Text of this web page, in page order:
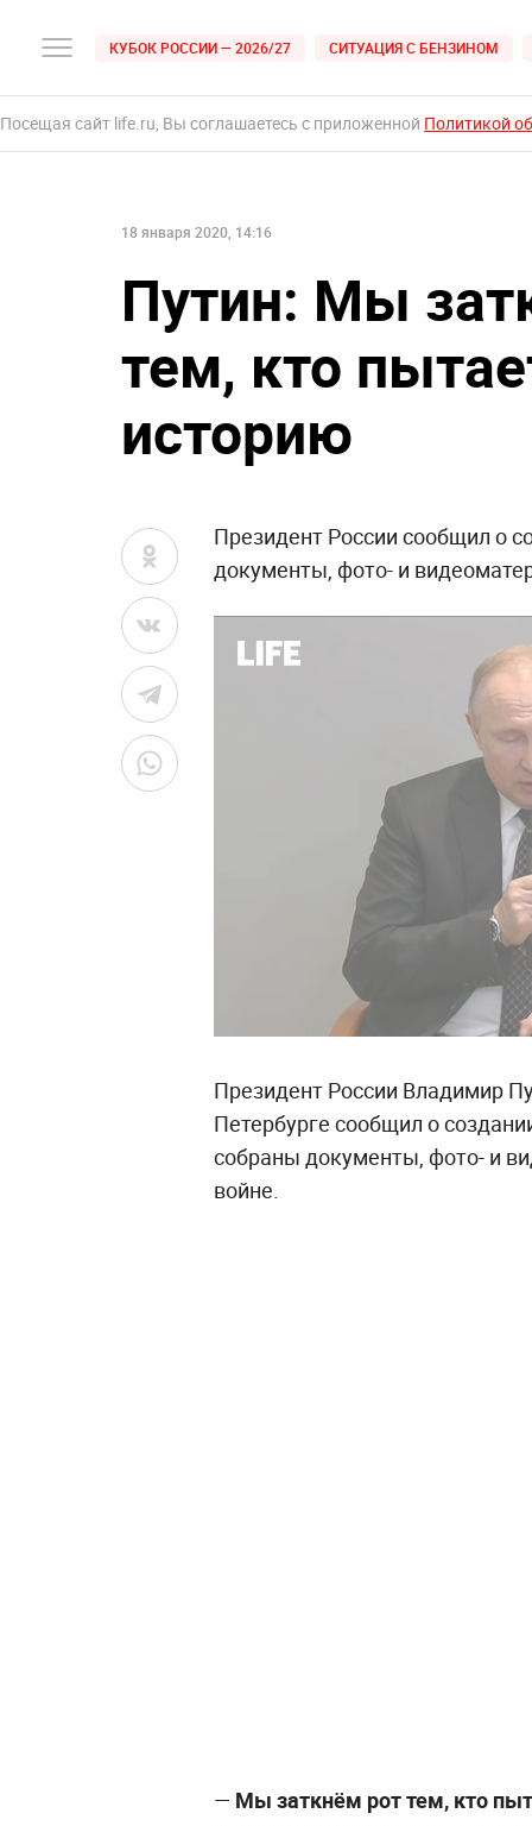
КУБОК РОССИИ — 2026/27 СИТУАЦИЯ С БЕНЗИНОМ
Посещая сайт life.ru, Вы соглашаетесь с приложенной Политикой
18 января 2020, 14:16
Путин: Мы
тем, кто
историю
Президент России сообщил о
документы, фото- и
Президент России Владимир
Петербурге сообщил о
собраны документы, фото- и
войне.
— Мы заткнём рот тем, кто